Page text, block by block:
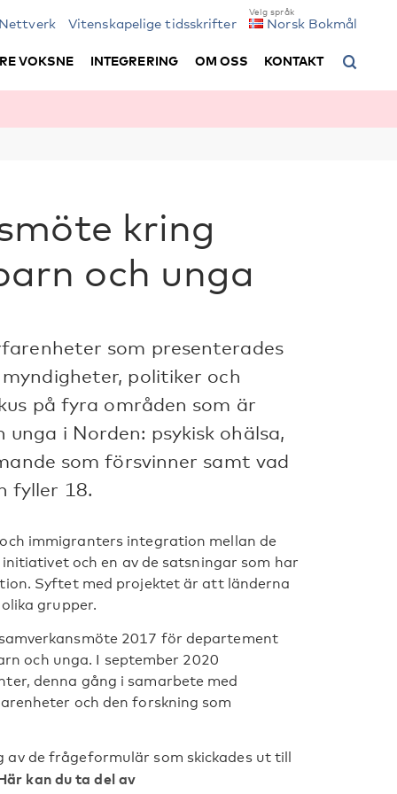
Vitenskapelige tidsskrifter Norsk Bokmål
VOKSNE INTEGRERING OM OSS KONTAKT
kring
och unga
som presenterades
politiker och
på fyra områden som är
i Norden: psykisk ohälsa,
som försvinner samt vad
fyller 18.
immigranters integration mellan de
och en av de satsningar som har
Syftet med projektet är att länderna
grupper.
2017 för departement
och unga. I september 2020
denna gång i samarbete med
och den forskning som
de frågeformulär som skickades ut till
kan du ta del av